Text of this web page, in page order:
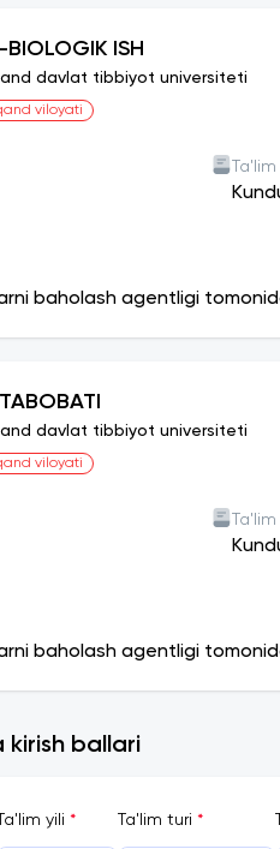
BIOLOGIK ISH
davlat tibbiyot universiteti
viloyati
baholash agentligi
davlat tibbiyot universiteti
viloyati
baholash agentligi
kirish ballari
Ta'lim yili * Ta'lim turi *